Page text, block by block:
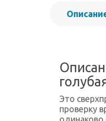
Это
проверку
одинаково